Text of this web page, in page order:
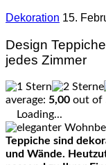
Dekoration 15.
Design
jedes Zimmer
average: 5,00 out of
Loading...
Teppiche sind
und Wände.